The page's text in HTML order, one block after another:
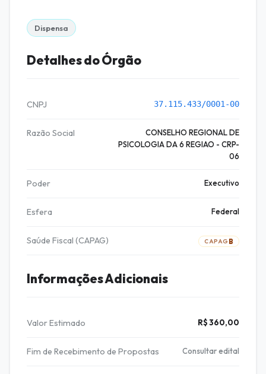
Dispensa
Detalhes do Órgão
CNPJ 37.115.433/0001-00
Razão Social
CONSELHO REGIONAL DE
PSICOLOGIA DA 6 REGIAO - CRP-
06
Poder Executivo
Esfera Federal
Saúde Fiscal (CAPAG) CAPAG B
Informações Adicionais
Valor Estimado R$ 360,00
Fim de Recebimento de Propostas Consultar edital